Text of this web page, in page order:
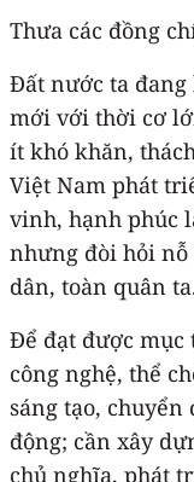
Thưa các đồng
Đất nước ta
mới với thời cơ
ít khó khăn,
Việt Nam phát
vinh, hạnh phúc
nhưng đòi hỏi
dân, toàn quân
Để đạt được mục
công nghệ, thể
sáng tạo, chuyển
động; cần xây
chủ nghĩa, phát